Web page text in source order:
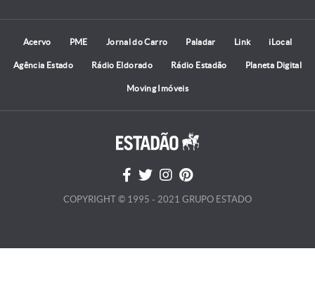
Acervo PME Jornal do Carro Paladar Link iLocal
Agência Estado Rádio Eldorado Rádio Estadão Planeta Digital
Moving Imóveis
COPYRIGHT © 1995 - 2021 GRUPO ESTADO